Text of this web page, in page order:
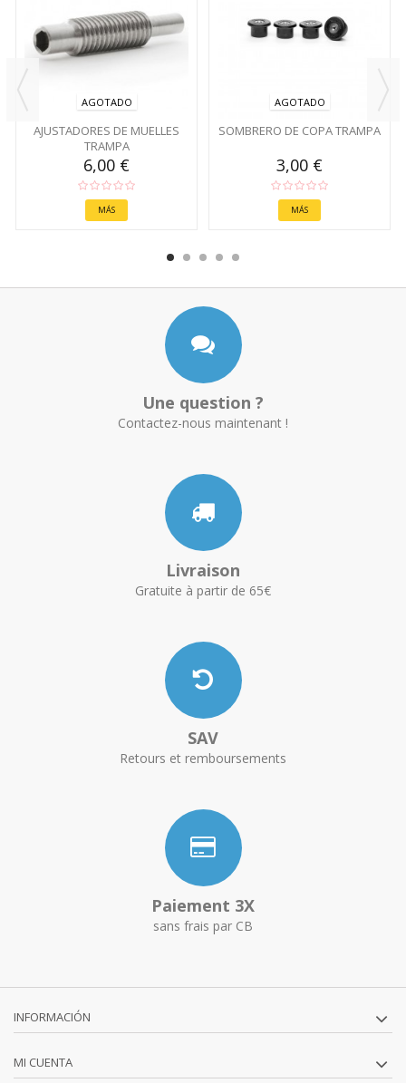
AGOTADO
AJUSTADORES DE MUELLES
TRAMPA
6,00 €
MÁS
AGOTADO
SOMBRERO DE COPA TRAMPA
3,00 €
MÁS
Une question ?
Contactez-nous maintenant !
Livraison
Gratuite à partir de 65€
SAV
Retours et remboursements
Paiement 3X
sans frais par CB
INFORMACIÓN
MI CUENTA